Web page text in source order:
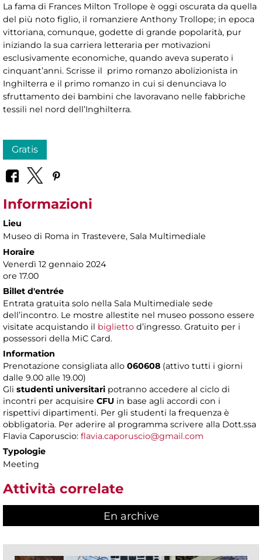
La fama di Frances Milton Trollope è oggi oscurata da quella
del più noto figlio, il romanziere Anthony Trollope; in epoca
vittoriana, comunque, godette di grande popolarità, pur
iniziando la sua carriera letteraria per motivazioni
esclusivamente economiche, quando aveva superato i
cinquant’anni. Scrisse il primo romanzo abolizionista in
Inghilterra e il primo romanzo in cui si denunciava lo
sfruttamento dei bambini che lavoravano nelle fabbriche
tessili nel nord dell’Inghilterra.
Gratis
Informazioni
Lieu
Museo di Roma in Trastevere, Sala Multimediale
Horaire
Venerdì 12 gennaio 2024
ore 17.00
Billet d'entrée
Entrata gratuita solo nella Sala Multimediale sede
dell’incontro. Le mostre allestite nel museo possono essere
visitate acquistando il biglietto d’ingresso. Gratuito per i
possessori della MiC Card.
Information
Prenotazione consigliata allo 060608 (attivo tutti i giorni
dalle 9.00 alle 19.00)
Gli studenti universitari potranno accedere al ciclo di
incontri per acquisire CFU in base agli accordi con i
rispettivi dipartimenti. Per gli studenti la frequenza è
obbligatoria. Per aderire al programma scrivere alla Dott.ssa
Flavia Caporuscio: flavia.caporuscio@gmail.com
Typologie
Meeting
Attività correlate
En archive